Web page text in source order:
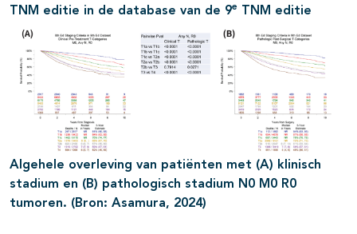
TNM editie in de database van de 9e TNM editie
Algehele overleving van patiënten met (A) klinisch
stadium en (B) pathologisch stadium N0 M0 R0
tumoren. (Bron: Asamura, 2024)